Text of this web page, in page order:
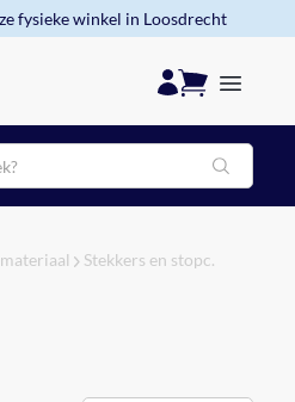
fysieke winkel in Loosdrecht
Stekkers en stopc.